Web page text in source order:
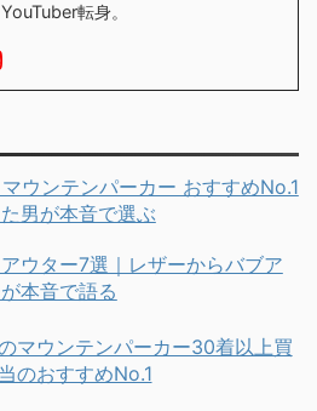
転身。
ウンテンパーカー おすすめNo.1
男が本音で選ぶ
ウター7選｜レザーからバブア
本音で語る
マウンテンパーカー30着以上買
のおすすめNo.1